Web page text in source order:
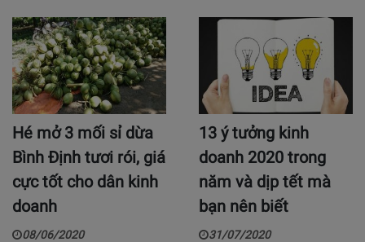
Hé mở 3 mối sỉ dừa
Bình Định tươi rói, giá
cực tốt cho dân kinh
doanh
08/06/2020
13 ý tưởng kinh
doanh 2020 trong
năm và dịp tết mà
bạn nên biết
31/07/2020